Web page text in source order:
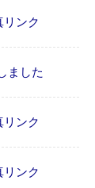
リンク
ました
リンク
リンク